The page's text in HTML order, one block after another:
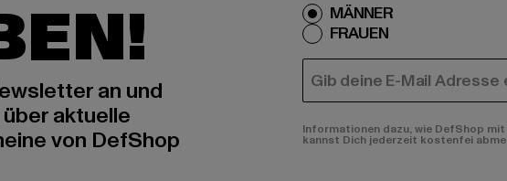
an und
aktuelle
von DefShop
MÄNNER
FRAUEN
E-MAIL
Informationen dazu, wie DefShop
kannst Dich jederzeit kostenfei